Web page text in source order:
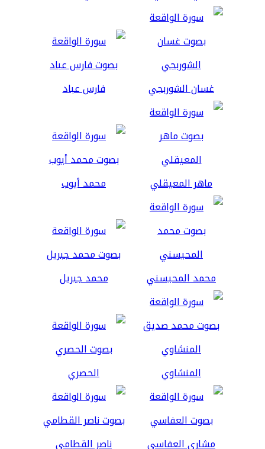
غسان الشوربجي فارس عباد
ماهر المعيقلي محمد أيوب
محمد المحيسني محمد جبريل
المنشاوي الحصري
مشاري العفاسي ناصر القطامي